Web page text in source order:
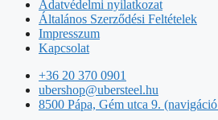
Adatvédelmi nyilatkozat
Általános Szerződési Feltételek
Impresszum
Kapcsolat
+36 20 370 0901
ubershop@ubersteel.hu
8500 Pápa, Gém utca 9.